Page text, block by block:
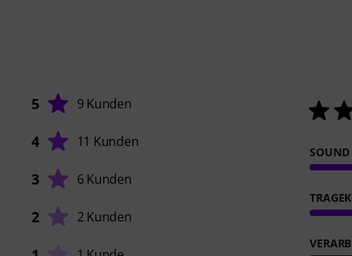
5 9 Kunden
4 11 Kunden
3 6 Kunden
2 2 Kunden
SOUND